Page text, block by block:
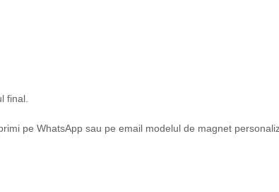
final.
pe WhatsApp sau pe email modelul de magnet